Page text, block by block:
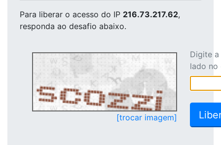
Para liberar o acesso do IP 216.73.217.62,
responda ao desafio abaixo.
[trocar imagem]
Digite
lado no